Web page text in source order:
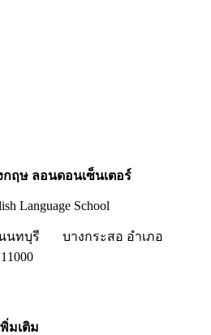
ฤษ ลอนดอนเซ็นเตอร์
Language School
งนนทบุรี บางกระสอ อำเภอ
มเติม